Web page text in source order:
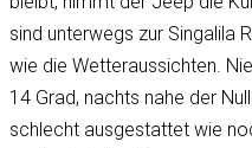
sind unterwegs zur Singalila
wie die Wetteraussichten.
14 Grad, nachts nahe der
schlecht ausgestattet wie